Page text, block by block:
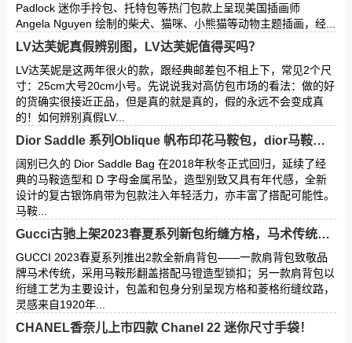
Padlock 迷你手拎包、托特包等热门包款上呈现美国插画师
Angela Nguyen 绘制的柴犬、猫咪、小熊猫等动物主题插画，经...
LV达芙妮真假辨别图，LV达芙妮值得买吗？
LV达芙妮是这两年很火的款，跟经典邮差包不相上下，常见2个尺
寸：25cm大号20cm小号。先说说我对高仿包市场的看法：做的好
的货确实很接近正品，但是真的就是真的，假的永远不会变成真
的！如何辨别真假LV...
Dior Saddle 系列Oblique 帆布印花马鞍包，dior马鞍包细节内部图！
阔别已久的 Dior Saddle Bag 在2018年秋冬正式回归，延续了经
典的马鞍造型和 D 字母金属吊坠，造型别致又具有年代感，全新
设计的复古银饰肩带为包款注入年轻活力，亦丰富了搭配可能性。
马鞍...
Gucci古驰上架2023春夏系列新包绗缝方格，马术传统系列！
GUCCI 2023春夏系列推出2款全新肩背包——一款肩背包致敬品
牌马术传统，采用马鞍形翻盖搭配马镫造型锁扣；另一款肩背包以
绗缝工艺为主要设计，包盖和包身分别呈现方格和菱格绗缝纹路，
灵感来自1920年...
CHANEL香奈儿上市四款 Chanel 22 迷你尺寸手袋！